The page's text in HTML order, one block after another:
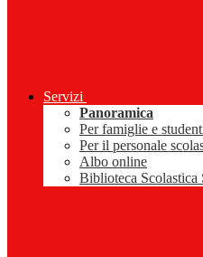
Servizi
Panoramica
Per famiglie e
Per il personale
Albo online
Biblioteca Scolastica